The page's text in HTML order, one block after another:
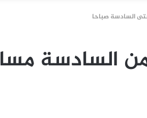
السادسة صباحا
السادسة